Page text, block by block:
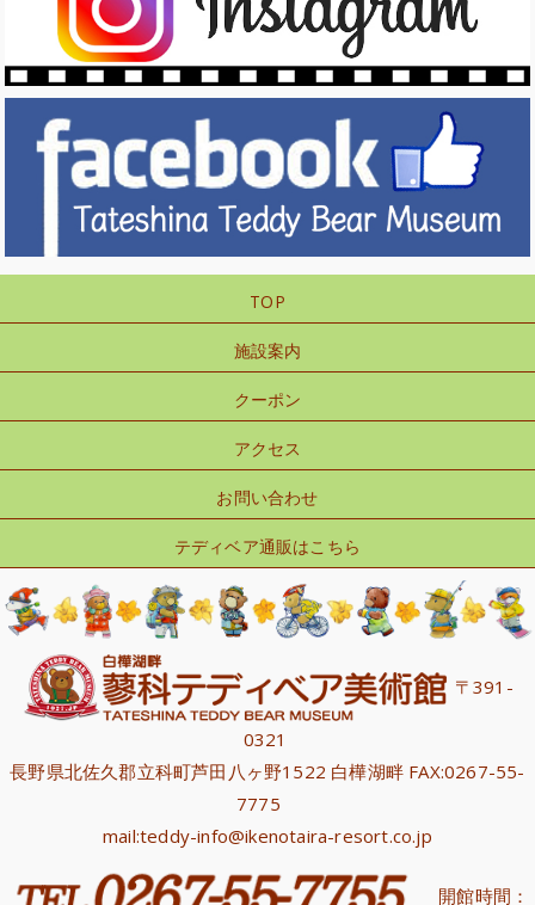
TOP
施設案内
クーポン
アクセス
お問い合わせ
テディベア通販はこちら
〒391-
0321
長野県北佐久郡立科町芦田八ヶ野1522 白樺湖畔 FAX:0267-55-
7775
mail:teddy-info@ikenotaira-resort.co.jp
開館時間：